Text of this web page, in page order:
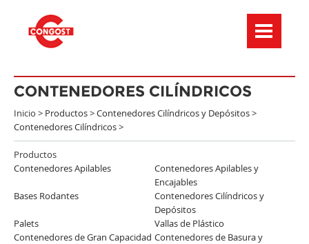
CONTENEDORES CILÍNDRICOS
Inicio > Productos>Contenedores Cilíndricos y Depósitos>
Contenedores Cilíndricos>
Productos
Contenedores Apilables
Contenedores Apilables y
Encajables
Bases Rodantes
Contenedores Cilíndricos y
Depósitos
Palets
Vallas de Plástico
Contenedores de Gran Capacidad Contenedores de Basura y